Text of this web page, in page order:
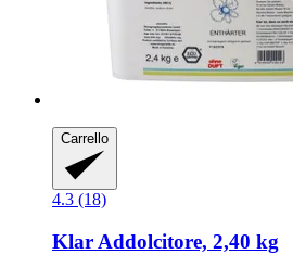
Carrello
4.3 (18)
Klar Addolcitore, 2,40 kg